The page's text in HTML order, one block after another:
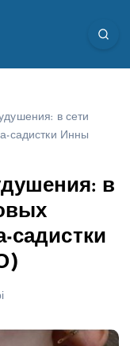
в сети
садистки Инны
в
садистки